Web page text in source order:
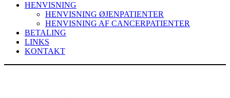
HENVISNING
HENVISNING ØJENPATIENTER
HENVISNING AF CANCERPATIENTER
BETALING
LINKS
KONTAKT